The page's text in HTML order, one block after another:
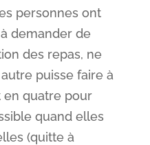
personnes ont
demander de
des repas, ne
autre puisse faire à
en quatre pour
quand elles
(quitte à